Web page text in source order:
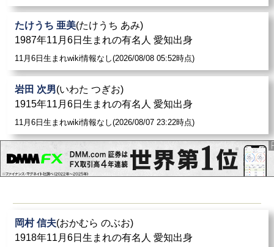
たけうち 亜美(たけうち あみ)
1987年11月6日生まれの有名人 愛知出身
11月6日生まれwiki情報なし(2026/08/08 05:52時点)
岩田 次男(いわた つぎお)
1915年11月6日生まれの有名人 愛知出身
11月6日生まれwiki情報なし(2026/08/07 23:22時点)
岡村 信夫(おかむら のぶお)
1918年11月6日生まれの有名人 愛知出身